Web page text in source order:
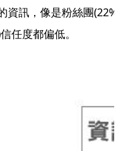
資訊，像是粉絲團
任度都偏低。